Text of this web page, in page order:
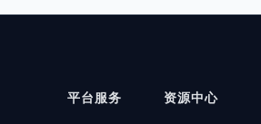
平台服务 资源中心